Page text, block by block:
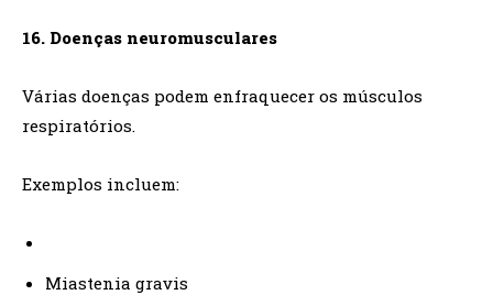
16. Doenças neuromusculares
Várias doenças podem enfraquecer os músculos
respiratórios.
Exemplos incluem:
Miastenia gravis